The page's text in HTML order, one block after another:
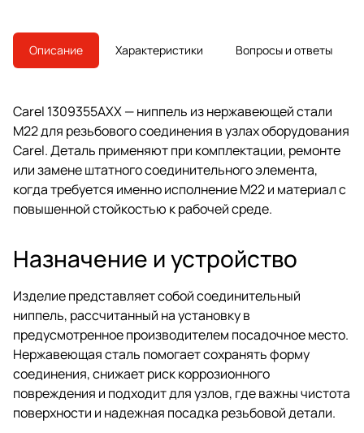
Описание Характеристики Вопросы и ответы
Carel 1309355AXX — ниппель из нержавеющей стали
М22 для резьбового соединения в узлах оборудования
Carel. Деталь применяют при комплектации, ремонте
или замене штатного соединительного элемента,
когда требуется именно исполнение М22 и материал с
повышенной стойкостью к рабочей среде.
Назначение и устройство
Изделие представляет собой соединительный
ниппель, рассчитанный на установку в
предусмотренное производителем посадочное место.
Нержавеющая сталь помогает сохранять форму
соединения, снижает риск коррозионного
повреждения и подходит для узлов, где важны чистота
поверхности и надежная посадка резьбовой детали.